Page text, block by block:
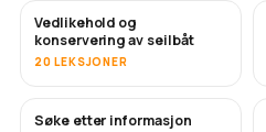
Vedlikehold og
konservering av seilbåt
20 LEKSJONER
Søke etter informasjon